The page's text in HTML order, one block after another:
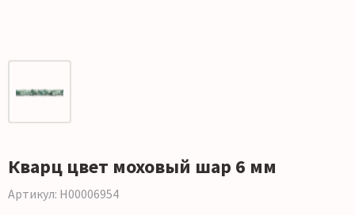
Кварц цвет моховый шар 6 мм
Артикул: Н00006954